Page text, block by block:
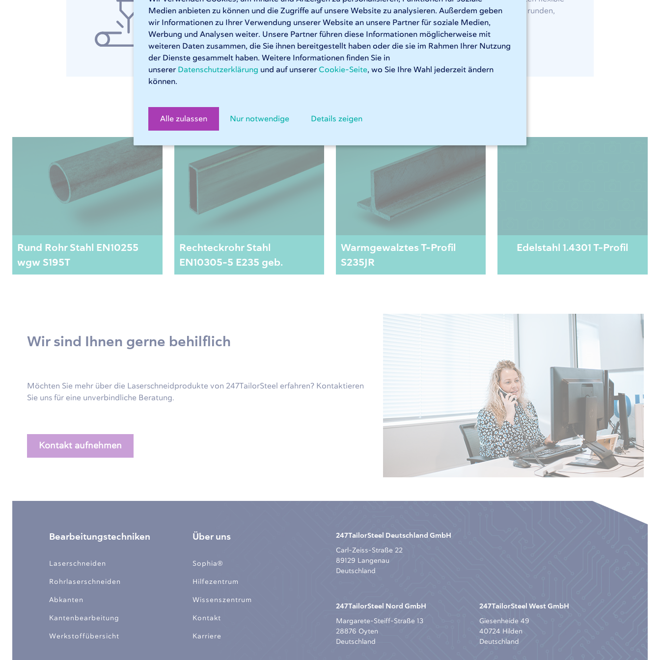
Medien anbieten zu können und die Zugriffe auf unsere Website zu analysieren. Außerdem geben
wir Informationen zu Ihrer Verwendung unserer Website an unsere Partner für soziale Medien,
Werbung und Analysen weiter. Unsere Partner führen diese Informationen möglicherweise mit
weiteren Daten zusammen, die Sie ihnen bereitgestellt haben oder die sie im Rahmen Ihrer Nutzung
der Dienste gesammelt haben. Weitere Informationen finden Sie in
unserer Datenschutzerklärung und auf unserer Cookie-Seite, wo Sie Ihre Wahl jederzeit ändern
können.
Alle zulassen Nur notwendige Details zeigen
Erweiterungen für Ihre interne Produktion oder Montage. Diese Rohrlaser schneiden Ihre runden,
rechteckigen und quadratischen Stahlrohre mit Leichtigkeit.
Rohrlaserschneiden bei 247TailorSteel
Relevante Materialien
Rund Rohr Stahl EN10255
wgw S195T
Rechteckrohr Stahl
EN10305-5 E235 geb.
Warmgewalztes T-Profil
S235JR
Edelstahl 1.4301 T-Profil
Wir sind Ihnen gerne behilflich
Möchten Sie mehr über die Laserschneidprodukte von 247TailorSteel erfahren? Kontaktieren
Sie uns für eine unverbindliche Beratung.
Kontakt aufnehmen
Bearbeitungstechniken
Laserschneiden
Rohrlaserschneiden
Abkanten
Kantenbearbeitung
Werkstoffübersicht
Über uns
Sophia®
Hilfezentrum
Wissenszentrum
Kontakt
Karriere
247TailorSteel Deutschland GmbH
Carl-Zeiss-Straße 22
89129 Langenau
Deutschland
247TailorSteel Nord GmbH
Margarete-Steiff-Straße 13
28876 Oyten
Deutschland
247TailorSteel West GmbH
Giesenheide 49
40724 Hilden
Deutschland